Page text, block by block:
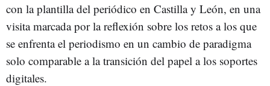
con la plantilla del periódico en Castilla y León, en una
visita marcada por la reflexión sobre los retos a los que
se enfrenta el periodismo en un cambio de paradigma
solo comparable a la transición del papel a los soportes
digitales.